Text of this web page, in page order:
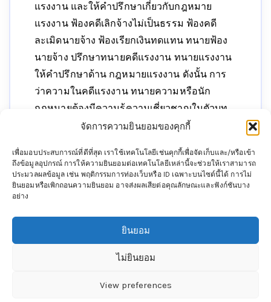
จัดการความยินยอมของคุกกี้
เพื่อมอบประสบการณ์ที่ดีที่สุด เราใช้เทคโนโลยีเช่นคุกกี้เพื่อจัดเก็บและ/หรือเข้า
ถึงข้อมูลอุปกรณ์ การให้ความยินยอมต่อเทคโนโลยีเหล่านี้จะช่วยให้เราสามารถ
ประมวลผลข้อมูล เช่น พฤติกรรมการท่องเว็บหรือ ID เฉพาะบนไซต์นี้ได้ การไม่
ยินยอมหรือเพิกถอนความยินยอม อาจส่งผลเสียต่อคุณลักษณะและฟังก์ชันบาง
อย่าง
ยินยอม
ไม่ยินยอม
View preferences
แรงงาน และให้คำปรึกษาเกี่ยวกับกฎหมาย
แรงงาน ฟ้องคดีเลิกจ้างไม่เป็นธรรม ฟ้องคดี
ละเมิดนายจ้าง ฟ้องเรียกเงินทดแทน ทนายฟ้อง
นายจ้าง ปรึกษาทนายคดีแรงงาน ทนายแรงงาน
ให้คำปรึกษาด้าน กฎหมายแรงงาน ดังนั้น การ
ว่าความในคดีแรงงาน ทนายความหรือนัก
กฎหมายต้องมีความรู้ความเชี่ยวชาญในตัวบท
กฎหมาย ต้องที่นี่ที่เดียว ที่ปรึกาากฎหมาย
ความเชียวชาญ ประสบการณ์กว่า 20 ปี ทั้งยังมี
เปิดอบรมกฎหมายแรงงานอีกด้วย ทั้งยังสามารถ
มากมายที่นี่ที่เดียว
ทนายแรงงานAll Right Reserved. Power by
เพื่อนำเสนอคอนเทนต์และโฆษณาที่ท่านอาจสนใจเพื่อให้ท่านได้รับ
ประสบการณ์ที่ดีบนบริการของเรา หากท่านใช้บริการเว็บไซต์ของ
เราต่อไปโดยไม่ได้ปรับการตั้งค่าใดๆ เราเข้าใจว่าท่านยินยอมใน